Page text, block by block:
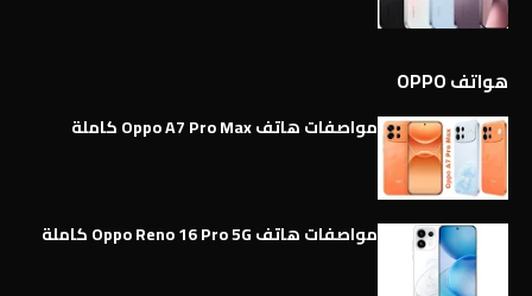
هواتف OPPO
مواصفات هاتف Oppo A7 Pro Max كاملة
مواصفات هاتف Oppo Reno 16 Pro 5G كاملة